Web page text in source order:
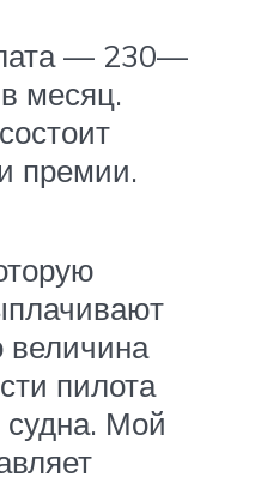
— 230—
месяц.
премии.
величина
пилота
судна. Мой